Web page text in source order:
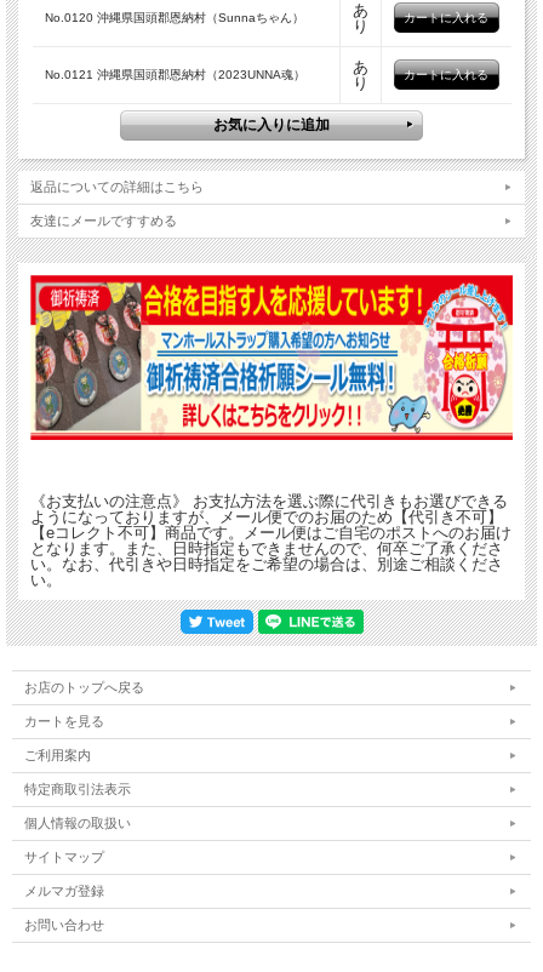
★ 使い方はストラップとナスカンで二通り♪ ★
ストラップ紐とナスカンの2つの金具が付いているので、使用用途によって使い分
けてくださいね。
携帯電話やかばんなど、お好きなところに取り付けて楽しんでください。
台紙の縦幅をカットしていただくと、名刺ホルダーに入れることができます。
日本全国のマンホールストラップを順次製作していきます！
《ライセンス》
恩納村承認済み
No.0120 沖縄県国頭郡恩納村（Sunnaちゃん）
あ
り
No.0121 沖縄県国頭郡恩納村（2023UNNA魂）
あ
り
返品についての詳細はこちら
友達にメールですすめる
《お支払いの注意点》 お支払方法を選ぶ際に代引きもお選びできる
ようになっておりますが、メール便でのお届のため【代引き不可】
【eコレクト不可】商品です。メール便はご自宅のポストへのお届け
となります。また、日時指定もできませんので、何卒ご了承くださ
い。なお、代引きや日時指定をご希望の場合は、別途ご相談くださ
い。
お店のトップへ戻る
カートを見る
ご利用案内
特定商取引法表示
個人情報の取扱い
サイトマップ
メルマガ登録
お問い合わせ